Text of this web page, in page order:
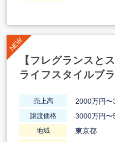
【フレグランスと
ライフスタイルブ
売上高 2000万円〜
譲渡価格 3000万円〜
地域 東京都